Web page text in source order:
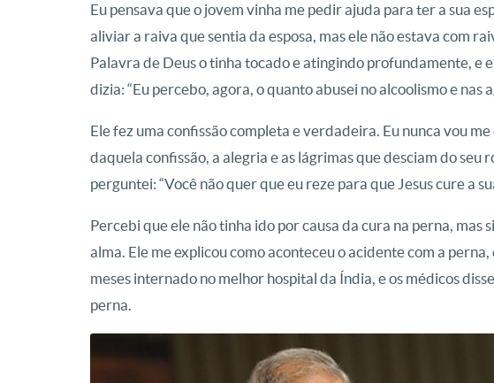
Eu pensava que o jovem vinha me pedir ajuda para ter a sua
aliviar a raiva que sentia da esposa, mas ele não estava com
Palavra de Deus o tinha tocado e atingindo profundamente, e
dizia: “Eu percebo, agora, o quanto abusei no alcoolismo e nas
Ele fez uma confissão completa e verdadeira. Eu nunca vou
daquela confissão, a alegria e as lágrimas que desciam do seu
perguntei: “Você não quer que eu reze para que Jesus cure a
Percebi que ele não tinha ido por causa da cura na perna, mas
alma. Ele me explicou como aconteceu o acidente com a
meses internado no melhor hospital da Índia, e os médicos
perna.